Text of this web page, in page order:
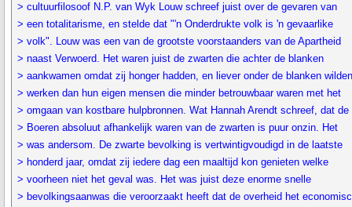
> cultuurfilosoof N.P. van Wyk Louw schreef juist over de gevaren van
> een totalitarisme, en stelde dat "'n Onderdrukte volk is 'n gevaarlike
> volk". Louw was een van de grootste voorstaanders van de Apartheid
> naast Verwoerd. Het waren juist de zwarten die achter de blanken
> aankwamen omdat zij honger hadden, en liever onder de blanken wilden
> werken dan hun eigen mensen die minder betrouwbaar waren met het
> omgaan van kostbare hulpbronnen. Wat Hannah Arendt schreef, dat de
> Boeren absoluut afhankelijk waren van de zwarten is puur onzin. Het
> was andersom. De zwarte bevolking is vertwintigvoudigd in de laatste
> honderd jaar, omdat zij iedere dag een maaltijd kon genieten welke
> voorheen niet het geval was. Het was juist deze enorme snelle
> bevolkingsaanwas die veroorzaakt heeft dat de overheid het